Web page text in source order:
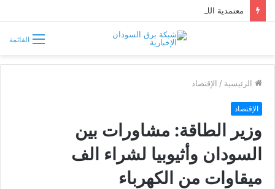
القائمة
الرئيسية / الإقتصاد
الإقتصاد
وزير الطاقة: مشاورات بين
السودان وأثيوبيا لشراء الف
ميقاوات من الكهرباء